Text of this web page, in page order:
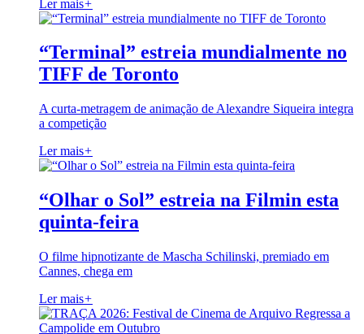
Ler mais+
“Terminal” estreia mundialmente no
TIFF de Toronto
A curta-metragem de animação de Alexandre Siqueira integra
a competição
Ler mais+
“Olhar o Sol” estreia na Filmin esta
quinta-feira
O filme hipnotizante de Mascha Schilinski, premiado em
Cannes, chega em
Ler mais+